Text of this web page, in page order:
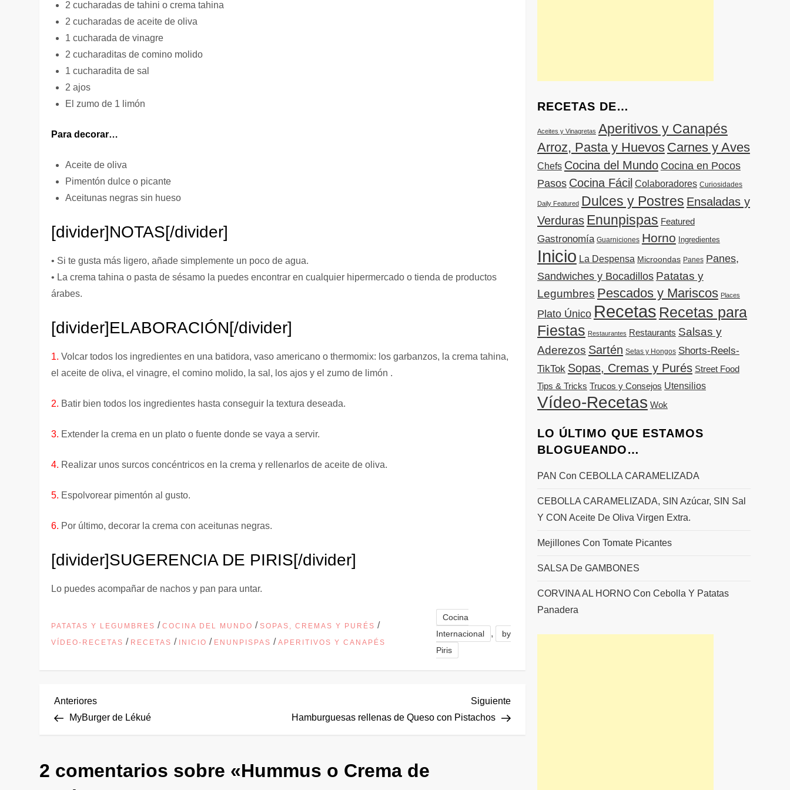
2 cucharadas de tahini o crema tahina
2 cucharadas de aceite de oliva
1 cucharada de vinagre
2 cucharaditas de comino molido
1 cucharadita de sal
2 ajos
El zumo de 1 limón
Para decorar…
Aceite de oliva
Pimentón dulce o picante
Aceitunas negras sin hueso
[divider]NOTAS[/divider]
• Si te gusta más ligero, añade simplemente un poco de agua.
• La crema tahina o pasta de sésamo la puedes encontrar en cualquier hipermercado o tienda de productos
árabes.
[divider]ELABORACIÓN[/divider]
1. Volcar todos los ingredientes en una batidora, vaso americano o thermomix: los garbanzos, la crema tahina,
el aceite de oliva, el vinagre, el comino molido, la sal, los ajos y el zumo de limón .
2. Batir bien todos los ingredientes hasta conseguir la textura deseada.
3. Extender la crema en un plato o fuente donde se vaya a servir.
4. Realizar unos surcos concéntricos en la crema y rellenarlos de aceite de oliva.
5. Espolvorear pimentón al gusto.
6. Por último, decorar la crema con aceitunas negras.
[divider]SUGERENCIA DE PIRIS[/divider]
Lo puedes acompañar de nachos y pan para untar.
PATATAS Y LEGUMBRES /COCINA DEL MUNDO /SOPAS, CREMAS Y PURÉS /
VÍDEO-RECETAS / RECETAS / INICIO / ENUNPISPAS /APERITIVOS Y CANAPÉS
Cocina
Internacional
,
by
Piris
N
v
Entrada
anterior
Anteriores
MyBurger de Lékué
Siguiente
entrada
Siguiente
Hamburguesas rellenas de Queso con Pistachos
2 comentarios sobre «Hummus o Crema de
RECETAS DE…
Aceites y Vinagretas Aperitivos y Canapés
Arroz, Pasta y Huevos Carnes y Aves
Chefs Cocina del Mundo Cocina en Pocos
Pasos Cocina Fácil Colaboradores Curiosidades
Daily Featured Dulces y Postres Ensaladas y
Verduras Enunpispas Featured
Gastronomía Guarniciones Horno Ingredientes
Inicio La Despensa Microondas Panes Panes,
Sandwiches y Bocadillos Patatas y
Legumbres Pescados y Mariscos Places
Plato Único Recetas Recetas para
Fiestas Restaurantes Restaurants Salsas y
Aderezos Sartén Setas y Hongos Shorts-Reels-
TikTok Sopas, Cremas y Purés Street Food
Tips & Tricks Trucos y Consejos Utensilios
Vídeo-Recetas Wok
LO ÚLTIMO QUE ESTAMOS
BLOGUEANDO…
PAN Con CEBOLLA CARAMELIZADA
CEBOLLA CARAMELIZADA, SIN Azúcar, SIN Sal
Y CON Aceite De Oliva Virgen Extra.
Mejillones Con Tomate Picantes
SALSA De GAMBONES
CORVINA AL HORNO Con Cebolla Y Patatas
Panadera